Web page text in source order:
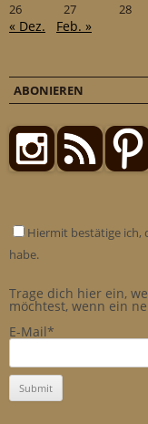
26
27 28
« Dez. Feb. »
ABONIEREN
Hiermit bestätige ich,
habe.
Trage dich hier ein,
möchtest, wenn ein
E-Mail*